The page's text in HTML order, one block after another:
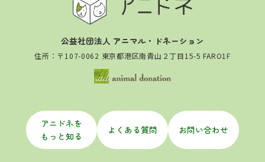
公益社団法人 アニマル・ドネーション
住所：〒107-0062 東京都港区南青山２丁目15-5 FARO1F
アニドネを
もっと知る
よくある質問 お問い合わせ